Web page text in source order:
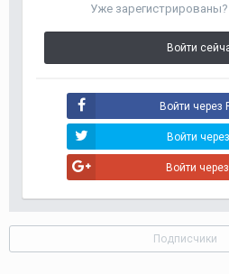
Уже зарегистрированы?
Войти
Войти через
Войти
Войти
Подписчики